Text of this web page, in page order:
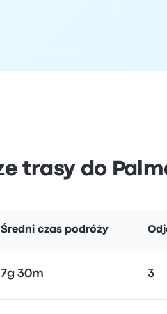
trasy do
Średni czas podróży
7g 30m 3